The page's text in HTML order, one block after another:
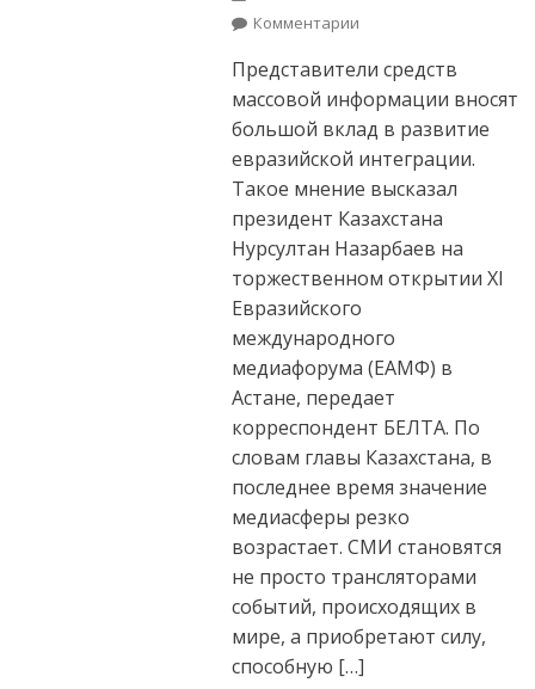
Комментарии
участие в
Евразийском
Представители средств
массовой информации вносят
большой вклад в развитие
евразийской интеграции.
Такое мнение высказал
президент Казахстана
Нурсултан Назарбаев на
торжественном открытии XI
Евразийского
международного
медиафорума (ЕАМФ) в
Астане, передает
корреспондент БЕЛТА. По
словам главы Казахстана, в
последнее время значение
медиасферы резко
возрастает. СМИ становятся
не просто трансляторами
событий, происходящих в
мире, а приобретают силу,
способную […]